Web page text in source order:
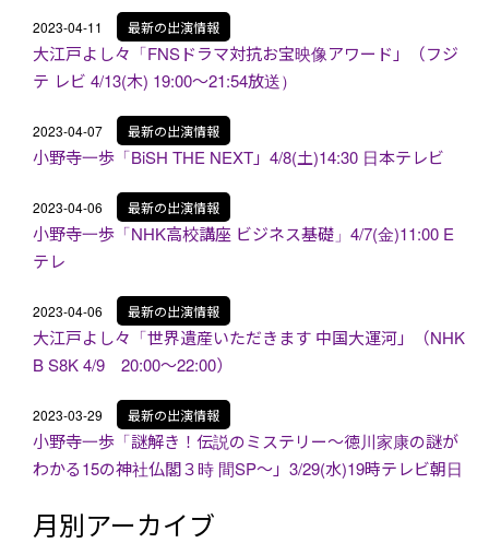
2023-04-11 最新の出演情報
大江戸よし々「FNSドラマ対抗お宝映像アワード」（フジ
テ レビ 4/13(木) 19:00～21:54放送）
2023-04-07 最新の出演情報
小野寺一歩「BiSH THE NEXT」4/8(土)14:30 日本テレビ
2023-04-06 最新の出演情報
小野寺一歩「NHK高校講座 ビジネス基礎」4/7(金)11:00 E
テレ
2023-04-06 最新の出演情報
大江戸よし々「世界遺産いただきます 中国大運河」（NHK
B S8K 4/9 20:00～22:00）
2023-03-29 最新の出演情報
小野寺一歩「謎解き！伝説のミステリー～徳川家康の謎が
わかる15の神社仏閣３時 間SP～」3/29(水)19時テレビ朝日
月別アーカイブ